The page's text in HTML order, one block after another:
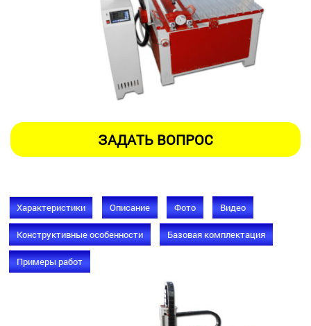
Характеристики Описание Фото Видео
Конструктивные особенности Базовая комплектация
Примеры работ